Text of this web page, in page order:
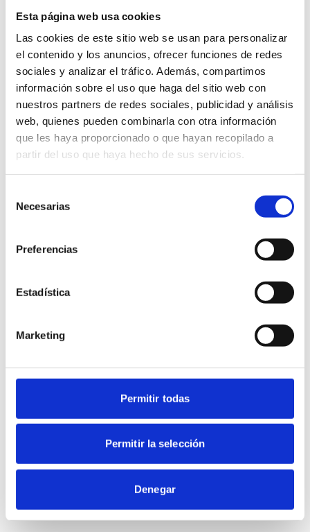
Esta página web usa cookies
Las cookies de este sitio web se usan para personalizar
el contenido y los anuncios, ofrecer funciones de redes
sociales y analizar el tráfico. Además, compartimos
información sobre el uso que haga del sitio web con
nuestros partners de redes sociales, publicidad y análisis
web, quienes pueden combinarla con otra información
que les haya proporcionado o que hayan recopilado a
partir del uso que haya hecho de sus servicios.
Necesarias
Preferencias
Estadística
Marketing
Permitir todas
Permitir la selección
Denegar